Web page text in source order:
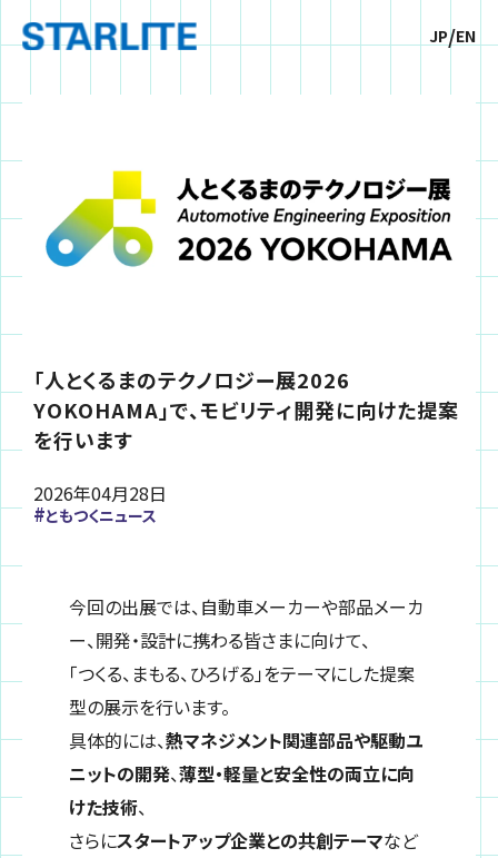
JP/EN
「人とくるまのテクノロジー展2026
YOKOHAMA」で、モビリティ開発に向けた提案
を行います
2026年04月28日
ともつくニュース
今回の出展では、自動車メーカーや部品メーカ
ー、開発・設計に携わる皆さまに向けて、
「つくる、まもる、ひろげる」をテーマにした提案
型の展示を行います。
具体的には、熱マネジメント関連部品や駆動ユ
ニットの開発、薄型・軽量と安全性の両立に向
けた技術、
さらにスタートアップ企業との共創テーマなど